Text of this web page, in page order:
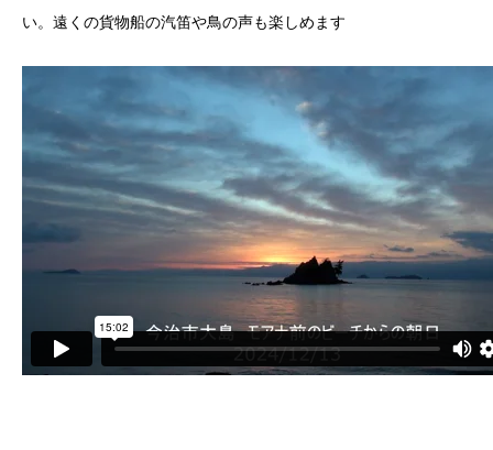
い。遠くの貨物船の汽笛や鳥の声も楽しめます